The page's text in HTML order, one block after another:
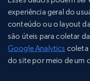
experiência geral do
conteúdo ou o layout
são úteis para coletar
Google Analytics coleta
do site por meio de um